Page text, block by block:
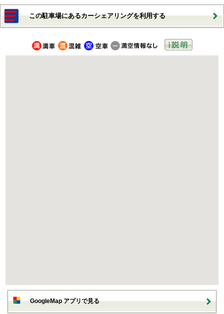
この駐車場にあるカーシェアリングを利用する
GoogleMap アプリで見る